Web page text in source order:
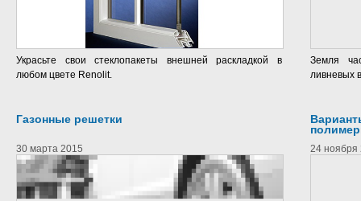
Украсьте свои стеклопакеты внешней раскладкой в
любом цвете Renolit.
Земля
ливневых
Газонные решетки
30 марта 2015 24 ноября